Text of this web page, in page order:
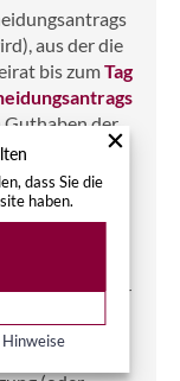
aus der die
bis zumTag
Guthaben der
muss
ändern).
Guthaben in
der Schweiz
ein
einer Schweizer
Anteil zu
dass Sie die
haben.